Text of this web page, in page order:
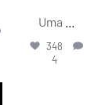
Uma
348
4